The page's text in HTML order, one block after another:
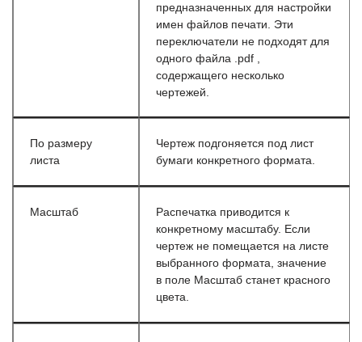
предназначенных для настройки
имен файлов печати. Эти
переключатели не подходят для
одного файла .pdf ,
содержащего несколько
чертежей.
По размеру
листа
Чертеж подгоняется под лист
бумаги конкретного формата.
Масштаб
Распечатка приводится к
конкретному масштабу. Если
чертеж не помещается на листе
выбранного формата, значение
в поле Масштаб станет красного
цвета.